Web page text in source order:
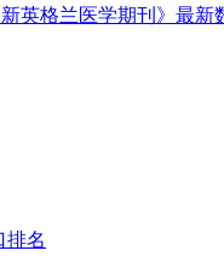
新英格兰医学期刊》最
排名